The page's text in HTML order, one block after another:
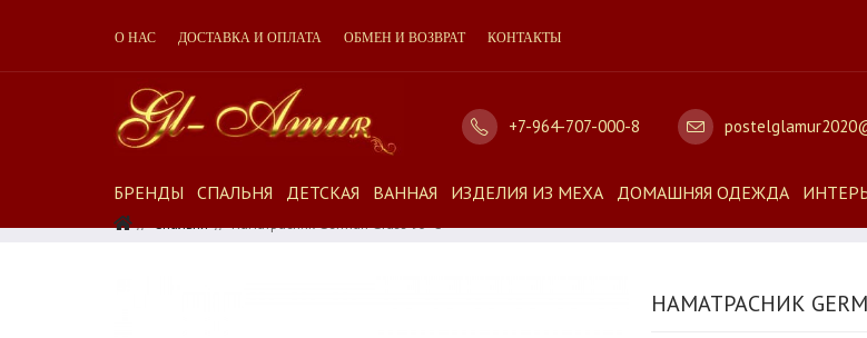
О НАС ДОСТАВКА И ОПЛАТА ОБМЕН И ВОЗВРАТ КОНТАКТЫ
+7-964-707-000-8
БРЕНДЫ СПАЛЬНЯ ДЕТСКАЯ ВАННАЯ ИЗДЕЛИЯ ИЗ МЕХА ДОМАШНЯЯ ОДЕЖДА
Спальня Наматрасник German Grass 95°C
НАМАТРАСНИК